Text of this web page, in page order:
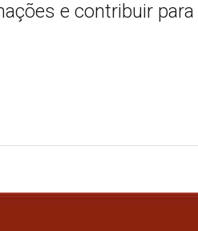
e contribuir